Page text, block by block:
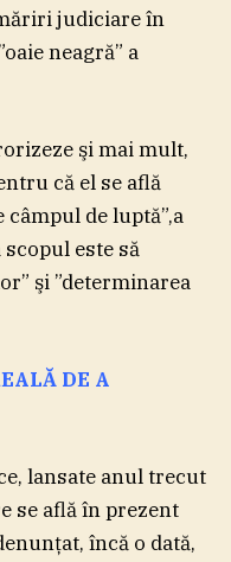
judiciare în
neagră” a
şi mai mult,
că el se află
de luptă”,a
este să
şi ”determinarea
DE A
lansate anul trecut
se află în prezent
încă o dată,